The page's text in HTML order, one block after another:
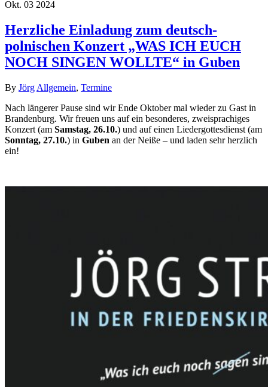
Okt. 03 2024
Herzliche Einladung zum deutsch-
polnischen Konzert „WAS ICH EUCH
NOCH SINGEN WOLLTE“ in Guben
By Jörg Allgemein, Termine
Nach längerer Pause sind wir Ende Oktober mal wieder zu Gast in
Brandenburg. Wir freuen uns auf ein besonderes, zweisprachiges
Konzert (am Samstag, 26.10.) und auf einen Liedergottesdienst (am
Sonntag, 27.10.) in Guben an der Neiße – und laden sehr herzlich
ein!